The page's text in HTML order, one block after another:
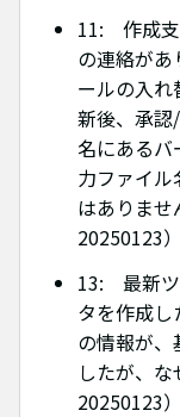
11: 作成支
の連絡があ
ールの入
新後、承認
名にある
力ファイル
はありませ
20250123）
13: 最新ツ
タを作成
の情報が
したが、
20250123）